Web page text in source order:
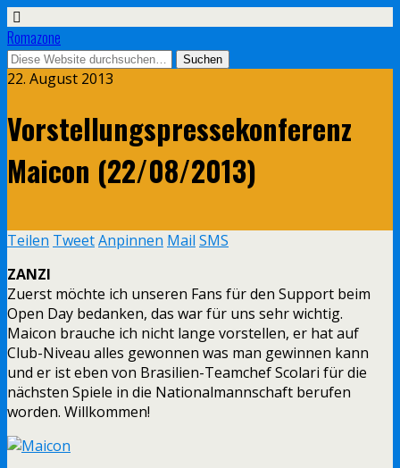
Romazone
22. August 2013
Vorstellungspressekonferenz
Maicon (22/08/2013)
Teilen TweetAnpinnen Mail SMS
ZANZI
Zuerst möchte ich unseren Fans für den Support beim
Open Day bedanken, das war für uns sehr wichtig.
Maicon brauche ich nicht lange vorstellen, er hat auf
Club-Niveau alles gewonnen was man gewinnen kann
und er ist eben von Brasilien-Teamchef Scolari für die
nächsten Spiele in die Nationalmannschaft berufen
worden. Willkommen!